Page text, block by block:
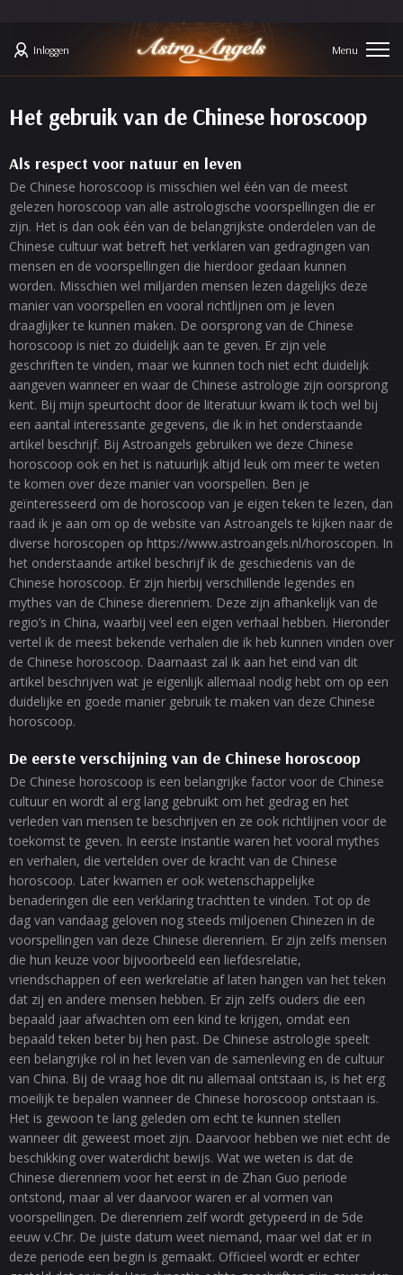
Inloggen
Het gebruik van de Chinese horoscoop
Als respect voor natuur en leven
De Chinese horoscoop is misschien wel één van de meest
gelezen horoscoop van alle astrologische voorspellingen die er
zijn. Het is dan ook één van de belangrijkste onderdelen van de
Chinese cultuur wat betreft het verklaren van gedragingen van
mensen en de voorspellingen die hierdoor gedaan kunnen
worden. Misschien wel miljarden mensen lezen dagelijks deze
manier van voorspellen en vooral richtlijnen om je leven
draaglijker te kunnen maken. De oorsprong van de Chinese
horoscoop is niet zo duidelijk aan te geven. Er zijn vele
geschriften te vinden, maar we kunnen toch niet echt duidelijk
aangeven wanneer en waar de Chinese astrologie zijn oorsprong
kent. Bij mijn speurtocht door de literatuur kwam ik toch wel bij
een aantal interessante gegevens, die ik in het onderstaande
artikel beschrijf. Bij Astroangels gebruiken we deze Chinese
horoscoop ook en het is natuurlijk altijd leuk om meer te weten
te komen over deze manier van voorspellen. Ben je
geïnteresseerd om de horoscoop van je eigen teken te lezen, dan
raad ik je aan om op de website van Astroangels te kijken naar de
diverse horoscopen op https://www.astroangels.nl/horoscopen. In
het onderstaande artikel beschrijf ik de geschiedenis van de
Chinese horoscoop. Er zijn hierbij verschillende legendes en
mythes van de Chinese dierenriem. Deze zijn afhankelijk van de
regio’s in China, waarbij veel een eigen verhaal hebben. Hieronder
vertel ik de meest bekende verhalen die ik heb kunnen vinden over
de Chinese horoscoop. Daarnaast zal ik aan het eind van dit
artikel beschrijven wat je eigenlijk allemaal nodig hebt om op een
duidelijke en goede manier gebruik te maken van deze Chinese
horoscoop.
De eerste verschijning van de Chinese horoscoop
De Chinese horoscoop is een belangrijke factor voor de Chinese
cultuur en wordt al erg lang gebruikt om het gedrag en het
verleden van mensen te beschrijven en ze ook richtlijnen voor de
toekomst te geven. In eerste instantie waren het vooral mythes
en verhalen, die vertelden over de kracht van de Chinese
horoscoop. Later kwamen er ook wetenschappelijke
benaderingen die een verklaring trachtten te vinden. Tot op de
dag van vandaag geloven nog steeds miljoenen Chinezen in de
voorspellingen van deze Chinese dierenriem. Er zijn zelfs mensen
die hun keuze voor bijvoorbeeld een liefdesrelatie,
vriendschappen of een werkrelatie af laten hangen van het teken
dat zij en andere mensen hebben. Er zijn zelfs ouders die een
bepaald jaar afwachten om een kind te krijgen, omdat een
bepaald teken beter bij hen past. De Chinese astrologie speelt
een belangrijke rol in het leven van de samenleving en de cultuur
van China. Bij de vraag hoe dit nu allemaal ontstaan is, is het erg
moeilijk te bepalen wanneer de Chinese horoscoop ontstaan is.
Het is gewoon te lang geleden om echt te kunnen stellen
wanneer dit geweest moet zijn. Daarvoor hebben we niet echt de
beschikking over waterdicht bewijs. Wat we weten is dat de
Chinese dierenriem voor het eerst in de Zhan Guo periode
ontstond, maar al ver daarvoor waren er al vormen van
voorspellingen. De dierenriem zelf wordt getypeerd in de 5de
eeuw v.Chr. De juiste datum weet niemand, maar wel dat er in
deze periode een begin is gemaakt. Officieel wordt er echter